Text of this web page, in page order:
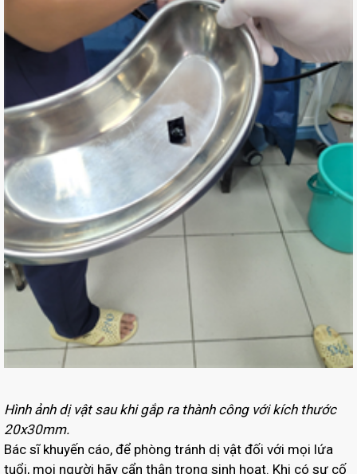
Hình ảnh dị vật sau khi gắp ra thành công với kích thước
20x30mm.
Bác sĩ khuyến cáo, để phòng tránh dị vật đối với mọi lứa
tuổi, mọi người hãy cẩn thận trong sinh hoạt. Khi có sự cố